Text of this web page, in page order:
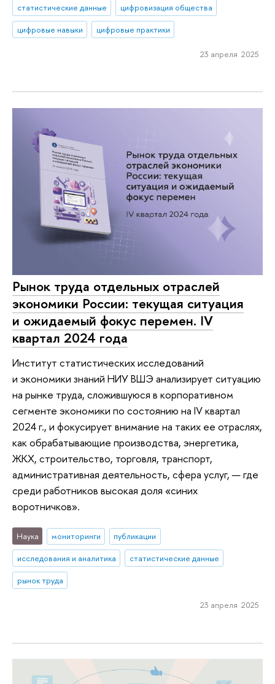
статистические данные
цифровизация общества
цифровые навыки
цифровые практики
23 апреля 2025
Рынок труда отдельных отраслей
экономики России: текущая ситуация
и ожидаемый фокус перемен. IV
квартал 2024 года
Институт статистических исследований
и экономики знаний НИУ ВШЭ анализирует ситуацию
на рынке труда, сложившуюся в корпоративном
сегменте экономики по состоянию на IV квартал
2024 г., и фокусирует внимание на таких ее отраслях,
как обрабатывающие производства, энергетика,
ЖКХ, строительство, торговля, транспорт,
административная деятельность, сфера услуг, — где
среди работников высокая доля «синих
воротничков».
Наука мониторинги
публикации
исследования и аналитика
статистические данные
рынок труда
23 апреля 2025